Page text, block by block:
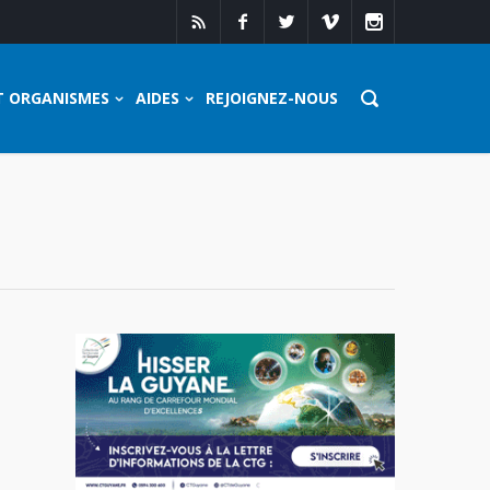
ORGANISMES AIDES REJOIGNEZ-NOUS